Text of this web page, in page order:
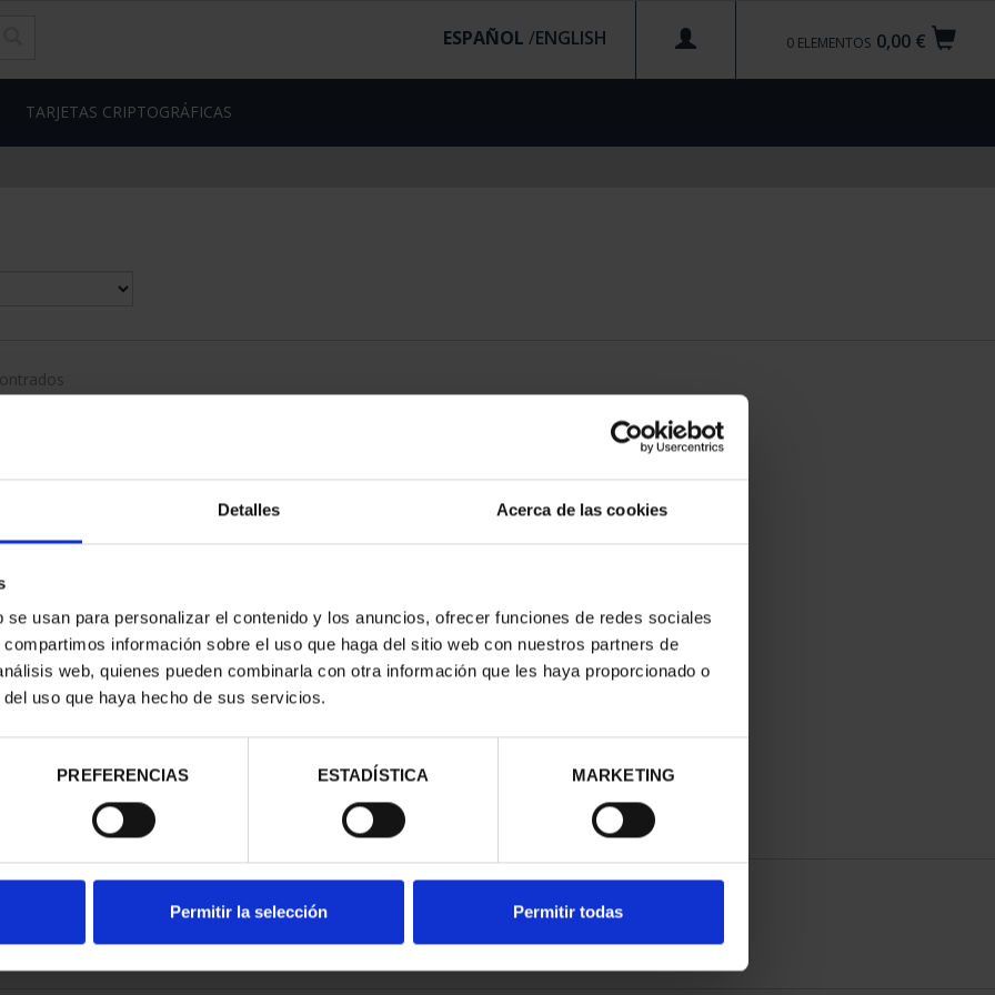
Detalles Acerca de las cookies
usan para personalizar el contenido y los anuncios, ofrecer funciones de redes sociales
información sobre el uso que haga del sitio web con nuestros partners de
web, quienes pueden combinarla con otra información que les haya proporcionado o
uso que haya hecho de sus servicios.
PREFERENCIAS ESTADÍSTICA MARKETING
Permitir la selección Permitir todas
0,00 €
0 ELEMENTOS
ESPAÑOL /
TARJETAS CRIPTOGRÁFICAS
PROVINCIA